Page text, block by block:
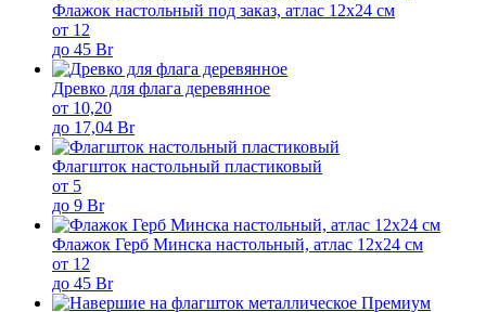
Флажок настольный под заказ, атлас 12х24 см
от 12
до 45 Br
Древко для флага деревянное
от 10,20
до 17,04 Br
Флагшток настольный пластиковый
от 5
до 9 Br
Флажок Герб Минска настольный, атлас 12х24 см
от 12
до 45 Br